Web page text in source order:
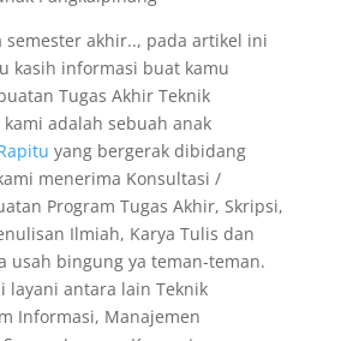
semester akhir.., pada artikel ini
kasih informasi buat kamu
Tugas Akhir Teknik
adalah sebuah anak
yang bergerak dibidang
menerima Konsultasi /
Program Tugas Akhir, Skripsi,
Ilmiah, Karya Tulis dan
usah bingung ya teman-teman.
layani antara lain Teknik
Informasi, Manajemen